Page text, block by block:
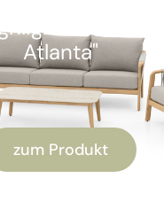
"Alu
Atlanta"
zum Produkt